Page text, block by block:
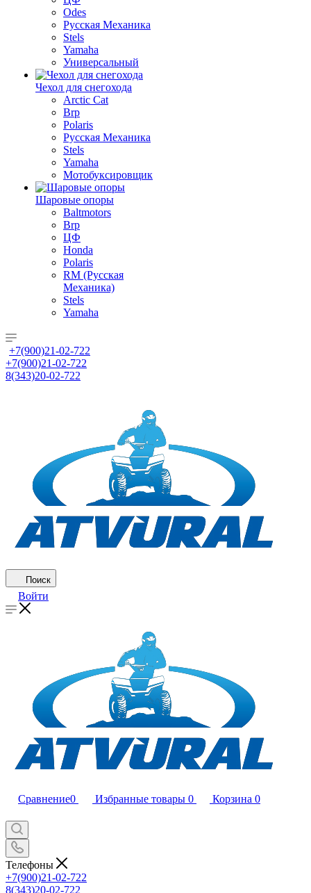
Odes
Русская Механика
Stels
Yamaha
Универсальный
Чехол для снегохода
Arctic Cat
Brp
Polaris
Русская Механика
Stels
Yamaha
Мотобуксировщик
Шаровые опоры
Baltmotors
Brp
ЦФ
Honda
Polaris
RM (Русская
Механика)
Stels
Yamaha
+7(900)21-02-722
+7(900)21-02-722
8(343)20-02-722
Поиск
Войти
Сравнение0 Избранные товары 0 Корзина 0
Телефоны
+7(900)21-02-722
8(343)20-02-722